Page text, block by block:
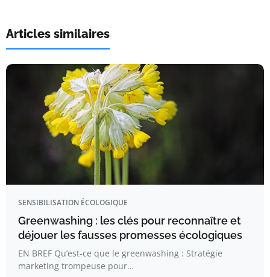
Articles similaires
SENSIBILISATION ÉCOLOGIQUE
Greenwashing : les clés pour reconnaître et
déjouer les fausses promesses écologiques
EN BREF Qu’est-ce que le greenwashing : Stratégie
marketing trompeuse pour…